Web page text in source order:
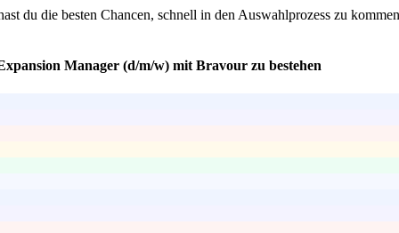
du die besten Chancen, schnell in den Auswahlprozess zu
Manager (d/m/w) mit Bravour zu bestehen